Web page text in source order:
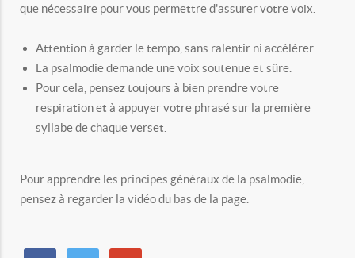
que nécessaire pour vous permettre d'assurer votre voix.
Attention à garder le tempo, sans ralentir ni accélérer.
La psalmodie demande une voix soutenue et sûre.
Pour cela, pensez toujours à bien prendre votre
respiration et à appuyer votre phrasé sur la première
syllabe de chaque verset.
Pour apprendre les principes généraux de la psalmodie,
pensez à regarder la vidéo du bas de la page.